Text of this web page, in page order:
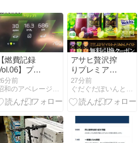
【燃費記録
】プジ
ー308GT
｜7月
実燃費を公
分前
アサヒ贅沢搾
りプレミアム
ぶどうorマス
カットが、
18.3万名に当
で。
27分前